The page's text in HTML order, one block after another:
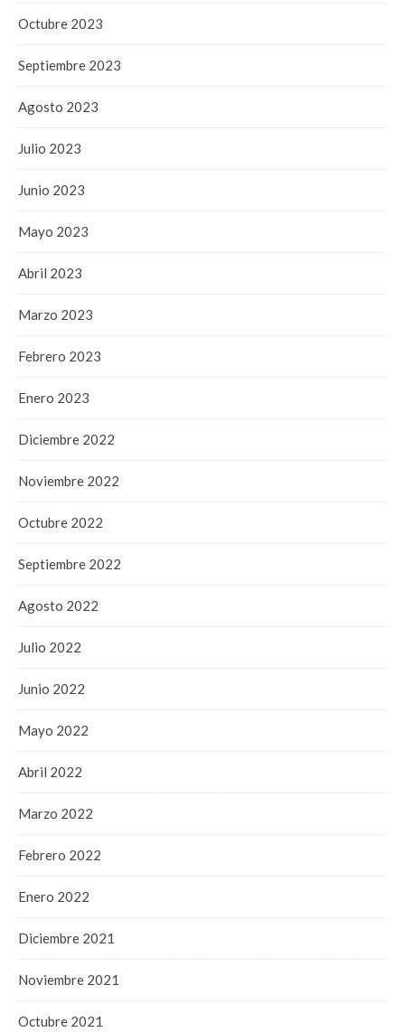
Octubre 2023
Septiembre 2023
Agosto 2023
Julio 2023
Junio 2023
Mayo 2023
Abril 2023
Marzo 2023
Febrero 2023
Enero 2023
Diciembre 2022
Noviembre 2022
Octubre 2022
Septiembre 2022
Agosto 2022
Julio 2022
Junio 2022
Mayo 2022
Abril 2022
Marzo 2022
Febrero 2022
Enero 2022
Diciembre 2021
Noviembre 2021
Octubre 2021